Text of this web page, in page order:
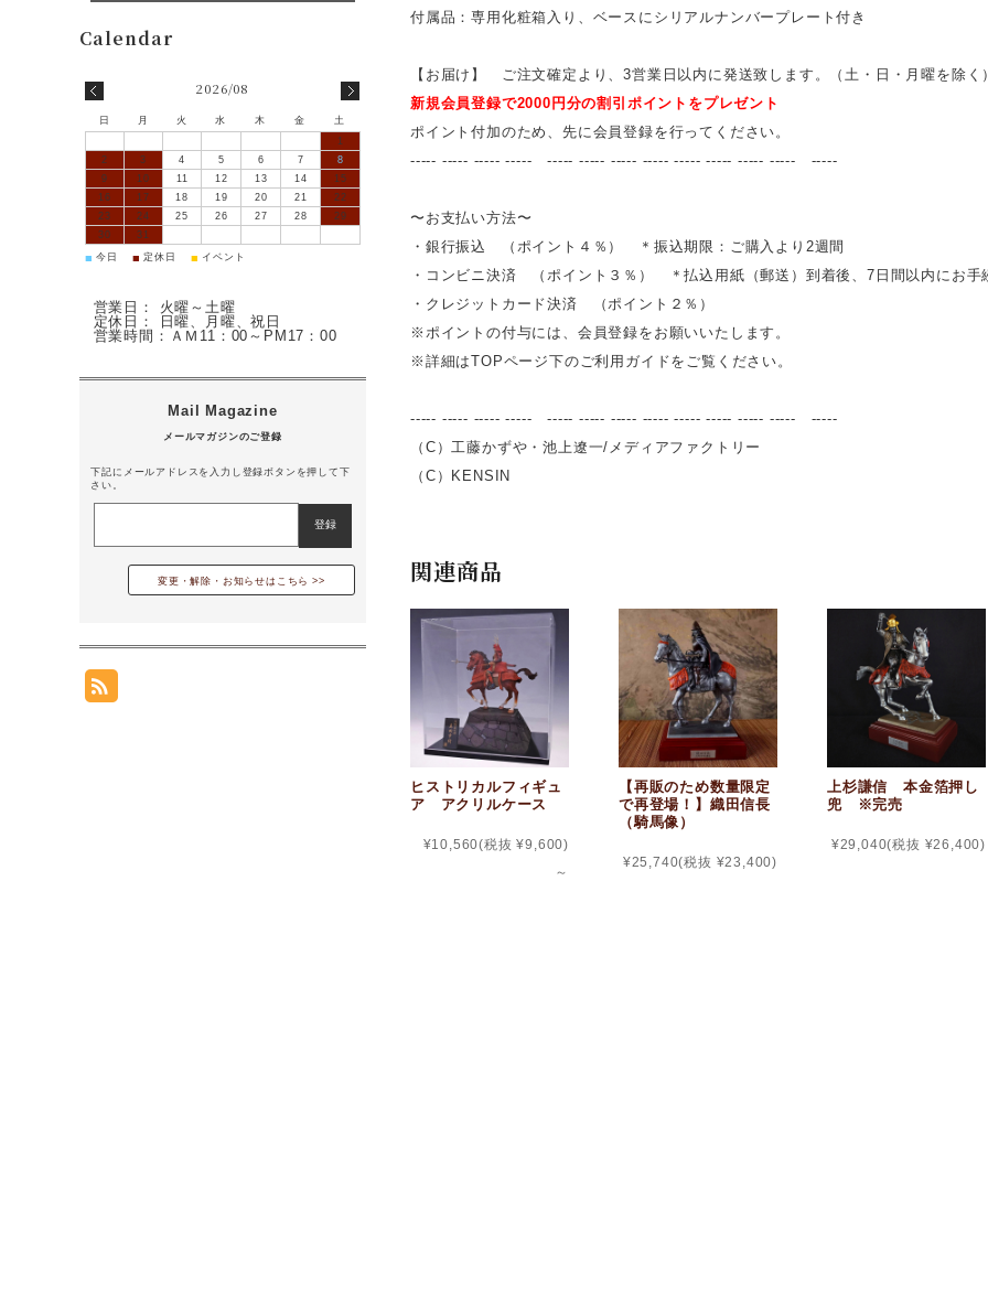
付属品：専用化粧箱入り、ベースにシリアルナンバープレート付き
【お届け】 ご注文確定より、3営業日以内に発送致します。（土・日・月曜を除
新規会員登録で2000円分の割引ポイントをプレゼント
ポイント付加のため、先に会員登録を行ってください。
----- ----- ----- ----- ----- ----- ----- ----- ----- ----- ----- ----- -----
〜お支払い方法〜
・銀行振込 （ポイント４％） ＊振込期限：ご購入より2週間
・コンビニ決済 （ポイント３％） ＊払込用紙（郵送）到着後、7日間以内にお手
・クレジットカード決済 （ポイント２％）
※ポイントの付与には、会員登録をお願いいたします。
※詳細はTOPページ下のご利用ガイドをご覧ください。
----- ----- ----- ----- ----- ----- ----- ----- ----- ----- ----- ----- -----
（C）工藤かずや・池上遼一/メディアファクトリー
（C）KENSIN
関連商品
ヒストリカルフィギュ
ア アクリルケース
¥10,560(税抜 ¥9,600)
～
【再販のため数量限定
で再登場！】織田信長
（騎馬像）
¥25,740(税抜 ¥23,400)
上杉謙信 本金箔押し
兜 ※完売
¥29,040(税抜 ¥26,400)
2026/08
日 月 火 水 木 金
土
1
2
3 4 5 6 7
8
9
10 11 12 13 14
15
16
17 18 19 20 21
22
23
24 25 26 27 28
29
30
31
■ 今日 ■ 定休日 ■ イベント
営業日： 火曜～土曜
定休日： 日曜、月曜、祝日
営業時間：ＡＭ11：00～PM17：00
下記にメールアドレスを入力し登録ボタンを押して下
さい。
変更・解除・お知らせはこちら